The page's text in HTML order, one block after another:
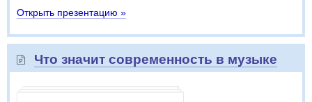
Открыть презентацию »
Что значит современность в музыке